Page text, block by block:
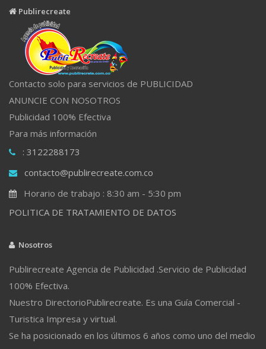
Publirecreate
Contacto solo para servicios de PUBLICIDAD
ANUNCIE CON NOSOTROS
Publicidad 100% Efectiva
Para más información
: 3122288173
contacto@publirecreate.com.co
Horario de trabajo : 8:30 am - 5:30 pm
POLITICA DE TRATAMIENTO DE DATOS
Nosotros
Publirecreate Agencia de Publicidad .Servicio de Publicidad
100% Efectiva.
Nuestro DirectorioPublirecreate. Es una Guía Comercial -
Turistica Impresa y virtual.
Se ha posicionado en los últimos 6 años como uno del medio